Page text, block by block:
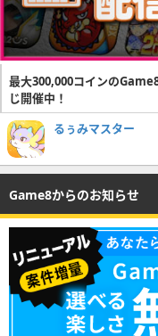
最大300,000コインの
じ開催中！
るぅみマスター
Game8からのお知らせ